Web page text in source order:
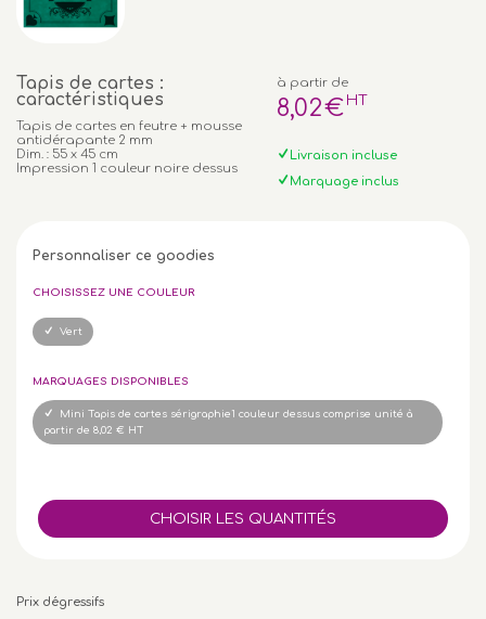
Tapis de cartes :
caractéristiques
Tapis de cartes en feutre + mousse
antidérapante 2 mm
Dim. : 55 x 45 cm
Impression 1 couleur noire dessus
à partir de
8,02€ HT
Livraison incluse
Marquage inclus
Personnaliser ce goodies
CHOISISSEZ UNE COULEUR
Vert
MARQUAGES DISPONIBLES
Mini Tapis de cartes sérigraphie1 couleur dessus comprise unité à
partir de 8,02 € HT
Prix dégressifs